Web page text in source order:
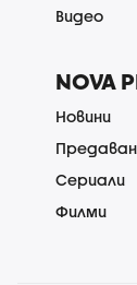
Видео
NOVA
Новини
Сериали
Филми